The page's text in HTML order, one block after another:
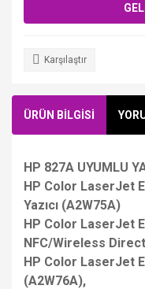
Karşılaştır
ÜRÜN BİLGİSİ
HP 827A UYUMLU
HP Color LaserJet
Yazıcı (A2W75A)
HP Color LaserJet
NFC/Wireless Direct
HP Color LaserJet
(A2W76A),